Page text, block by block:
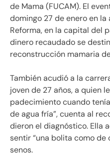
de Mama (FUCAM). El
domingo 27 de enero en la
Reforma, en la capital del
dinero recaudado se
reconstrucción mamaria
También acudió a la
joven de 27 años, a quien
padecimiento cuando
de agua fría”, cuenta al
dieron el diagnóstico. Ella
sentir “una bolita como de
senos.